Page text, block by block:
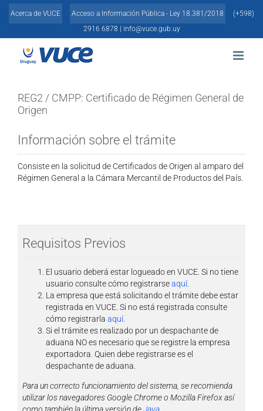
Skip
Acerca de VUCE Acceso a Información Pública - Ley 18.381/2018
(+598)
2916 6878 |
info@vuce.gub.uy
REG2 / CMPP: Certificado de Régimen General de
Origen
Información sobre el trámite
Consiste en la solicitud de Certificados de Origen al amparo del
Régimen General a la Cámara Mercantil de Productos del País.
Requisitos Previos
El usuario deberá estar logueado en VUCE. Si no tiene
usuario consulte cómo registrarseaquí.
La empresa que está solicitando el trámite debe estar
registrada en VUCE. Si no está registrada consulte
cómo registrarla aquí.
Si el trámite es realizado por un despachante de
aduana NO es necesario que se registre la empresa
exportadora. Quien debe registrarse es el
despachante de aduana.
Para un correcto funcionamiento del sistema, se recomienda
utilizar los navegadores Google Chrome o Mozilla Firefox así
como también la última versión deJava.